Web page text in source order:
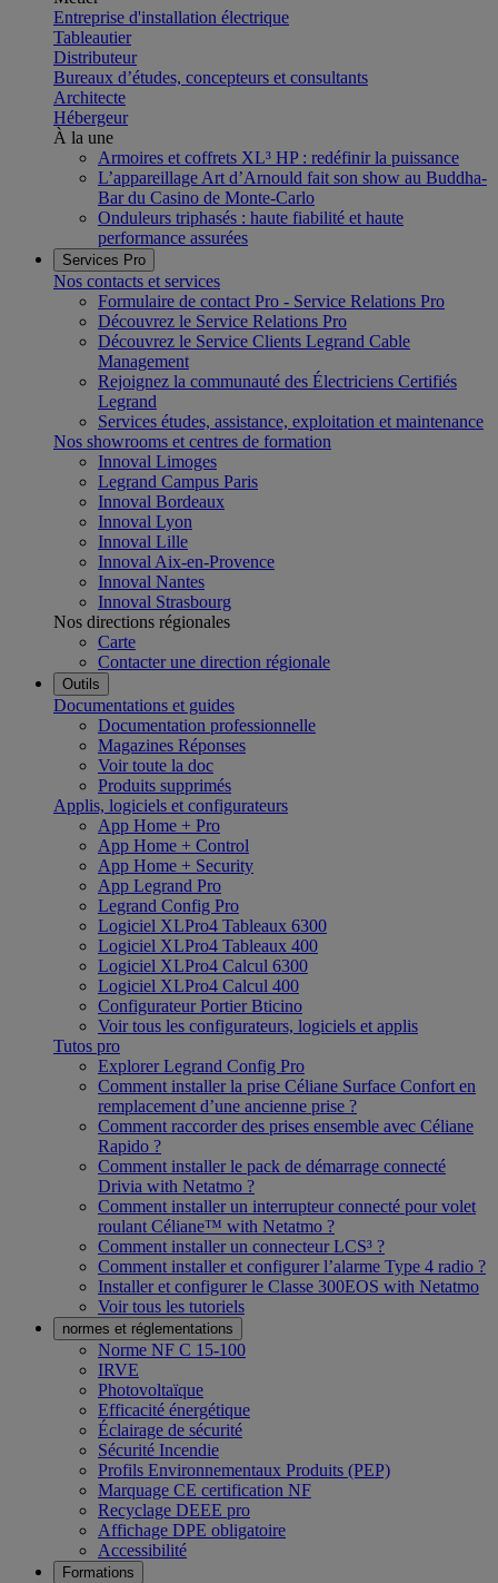
Entreprise d'installation électrique
Tableautier
Distributeur
Bureaux d’études, concepteurs et consultants
Architecte
Hébergeur
À la une
Armoires et coffrets XL³ HP : redéfinir la puissance
L’appareillage Art d’Arnould fait son show au Buddha-
Bar du Casino de Monte-Carlo
Onduleurs triphasés : haute fiabilité et haute
performance assurées
Services Pro
Nos contacts et services
Formulaire de contact Pro - Service Relations Pro
Découvrez le Service Relations Pro
Découvrez le Service Clients Legrand Cable
Management
Rejoignez la communauté des Électriciens Certifiés
Legrand
Services études, assistance, exploitation et maintenance
Nos showrooms et centres de formation
Innoval Limoges
Legrand Campus Paris
Innoval Bordeaux
Innoval Lyon
Innoval Lille
Innoval Aix-en-Provence
Innoval Nantes
Innoval Strasbourg
Nos directions régionales
Carte
Contacter une direction régionale
Outils
Documentations et guides
Documentation professionnelle
Magazines Réponses
Voir toute la doc
Produits supprimés
Applis, logiciels et configurateurs
App Home + Pro
App Home + Control
App Home + Security
App Legrand Pro
Legrand Config Pro
Logiciel XLPro4 Tableaux 6300
Logiciel XLPro4 Tableaux 400
Logiciel XLPro4 Calcul 6300
Logiciel XLPro4 Calcul 400
Configurateur Portier Bticino
Voir tous les configurateurs, logiciels et applis
Tutos pro
Explorer Legrand Config Pro
Comment installer la prise Céliane Surface Confort en
remplacement d’une ancienne prise ?
Comment raccorder des prises ensemble avec Céliane
Rapido ?
Comment installer le pack de démarrage connecté
Drivia with Netatmo ?
Comment installer un interrupteur connecté pour volet
roulant Céliane™ with Netatmo ?
Comment installer un connecteur LCS³ ?
Comment installer et configurer l’alarme Type 4 radio ?
Installer et configurer le Classe 300EOS with Netatmo
Voir tous les tutoriels
normes et réglementations
Norme NF C 15-100
IRVE
Photovoltaïque
Efficacité énergétique
Éclairage de sécurité
Sécurité Incendie
Profils Environnementaux Produits (PEP)
Marquage CE certification NF
Recyclage DEEE pro
Affichage DPE obligatoire
Accessibilité
Formations